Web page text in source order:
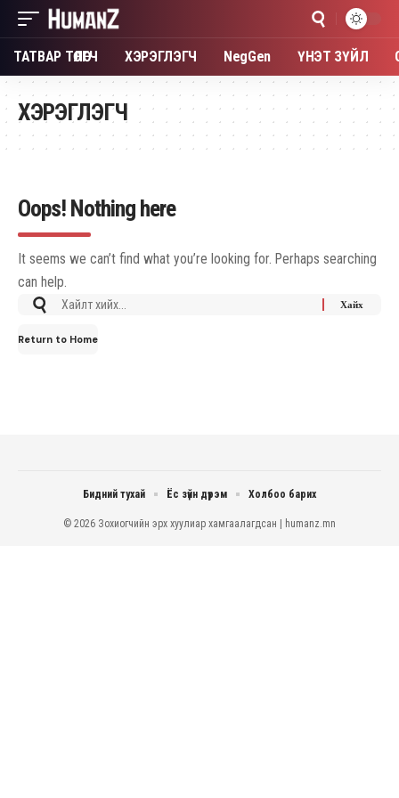
ТАТВАР ТӨЛӨГЧ ХЭРЭГЛЭГЧ NegGen ҮНЭТ ЗҮЙЛ
ХЭРЭГЛЭГЧ
Oops! Nothing here
It seems we can’t find what you’re looking for. Perhaps searching
can help.
Return to Home
© 2026 Зохиогчийн эрх хуулиар хамгаалагдсан | humanz.mn
Бидний тухай Ёс зүйн дүрэм Холбоо барих